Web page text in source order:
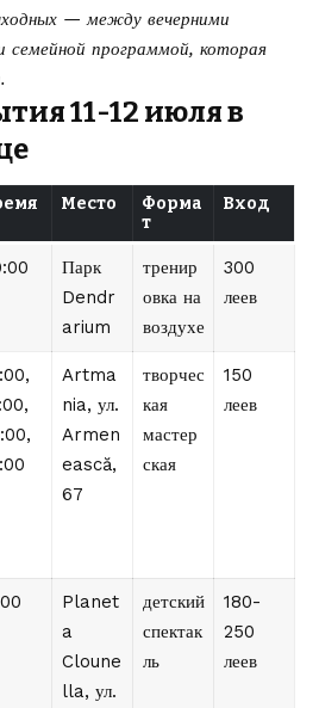
— между вечерними
семейной программой, которая
11-12 июля в
Место
Форма
т
Вход
Парк
Dendr
arium
тренир
овка на
воздухе
300
леев
Artma
nia, ул.
Armen
ească,
67
творчес
кая
мастер
ская
150
леев
Planet
a
Cloune
lla, ул.
детский
спектак
ль
180-
250
леев